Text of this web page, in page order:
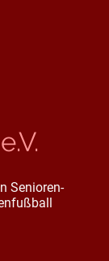
Senioren-